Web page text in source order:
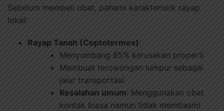
Sebelum membeli obat, pahami karakteristik rayap
lokal:
Rayap Tanah (Coptotermes):
Menyumbang 85% kerusakan properti
Membuat terowongan lumpur sebagai
jalur transportasi
Kesalahan umum: Menggunakan obat
kontak biasa namun tidak membasmi